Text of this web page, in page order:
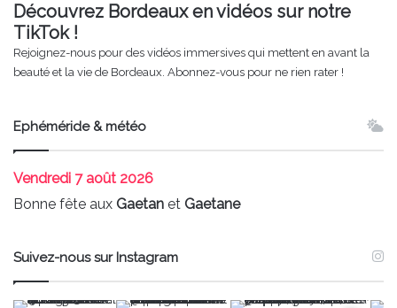
Découvrez Bordeaux en vidéos sur notre
TikTok !
Rejoignez-nous pour des vidéos immersives qui mettent en avant la
beauté et la vie de Bordeaux. Abonnez-vous pour ne rien rater !
Ephéméride & météo
Vendredi 7 août 2026
Bonne fête aux Gaetan et Gaetane
Suivez-nous sur Instagram